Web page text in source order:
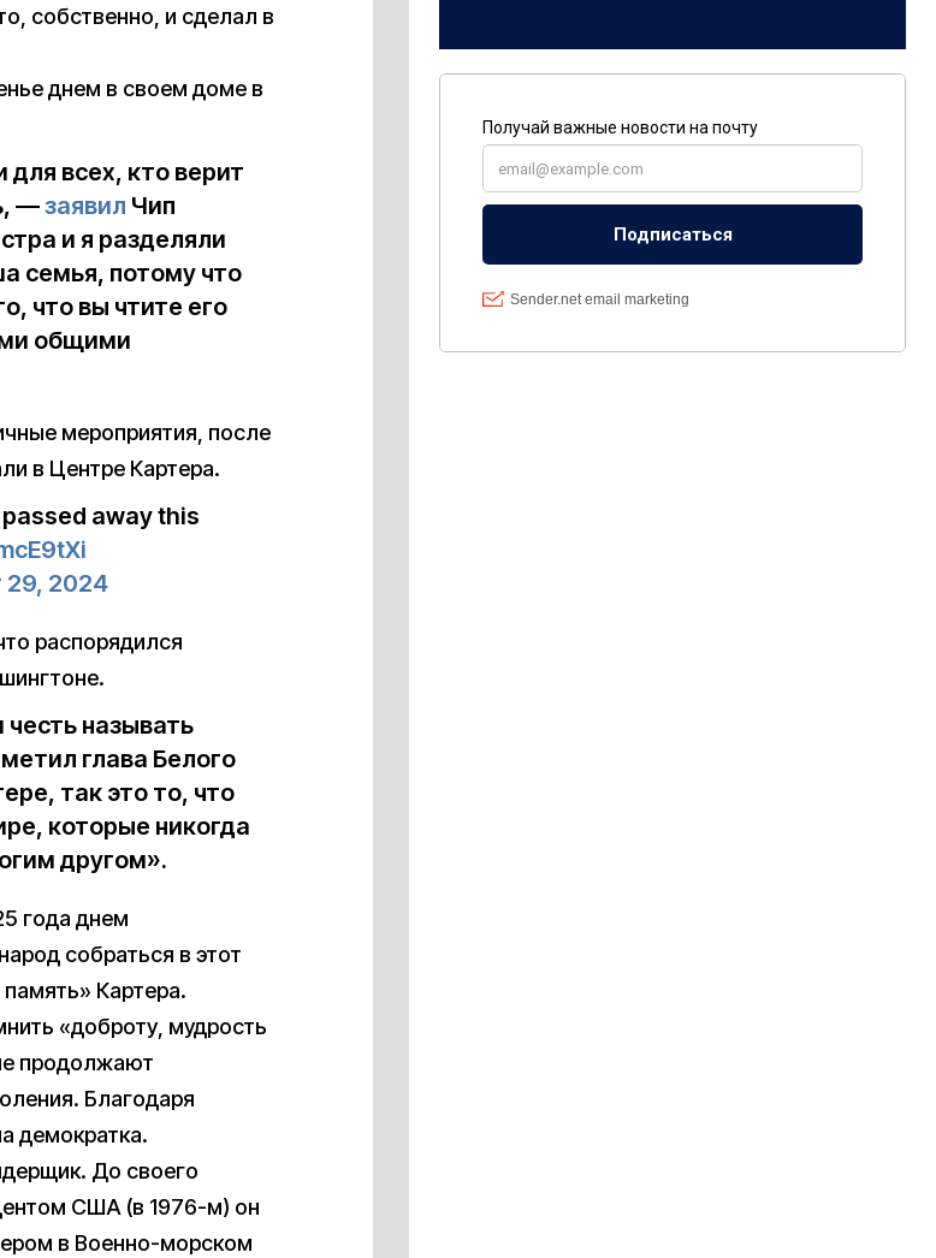
собственно, и сделал в
днем в своем доме в
всех, кто верит
—заявил Чип
и я разделяли
семья, потому что
что вы чтите его
общими
мероприятия, после
в Центре Картера.
away this
29, 2024
распорядился
называть
глава Белого
так это то, что
которые никогда
другом».
года днем
собраться в этот
Картера.
«доброту, мудрость
продолжают
Благодаря
демократка.
До своего
США (в 1976-м) он
в Военно-морском